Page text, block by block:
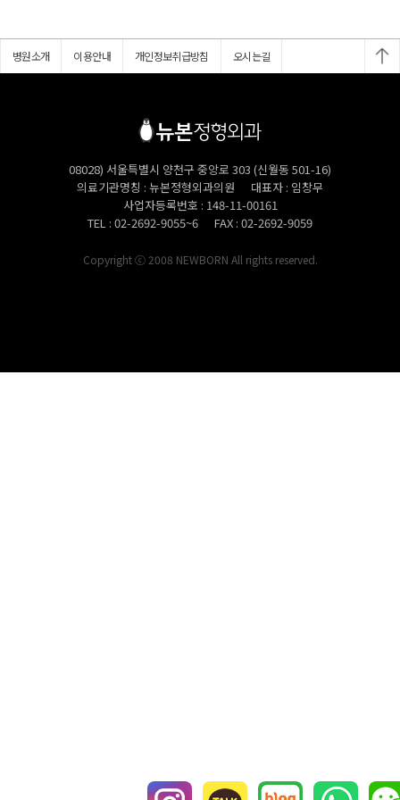
병원소개 이용안내 개인정보취급방침 오시는길
08028) 서울특별시 양천구 중앙로 303 (신월동 501-16)
의료기관명칭 뉴본정형외과의원 대표자 임창무
사업자등록번호 148-11-00161
TEL
02-2692-9055~6 FAX 02-2692-9059
Copyright ⓒ 2008 NEWBORN All rights reserved.